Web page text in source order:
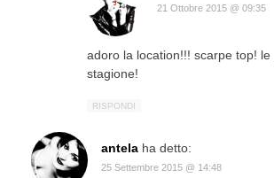
21 Ottobre 2015 @ 09:35
adoro la location!!! scarpe top! le
stagione!
RISPONDI
antela ha detto:
25 Settembre 2015 @ 14:48